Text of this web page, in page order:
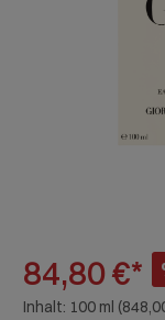
84,80 €*
Inhalt: 100 ml